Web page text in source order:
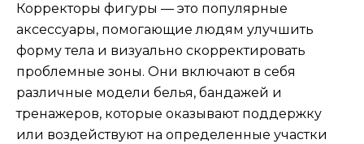
Корректоры фигуры — это популярные
аксессуары, помогающие людям улучшить
форму тела и визуально скорректировать
проблемные зоны. Они включают в себя
различные модели белья, бандажей и
тренажеров, которые оказывают поддержку
или воздействуют на определенные участки